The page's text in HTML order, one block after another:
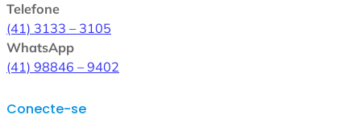
Telefone
(41) 3133 – 3105
WhatsApp
(41) 98846 – 9402
Conecte-se